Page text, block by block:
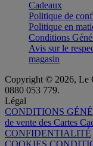
Cadeaux
Politique de
Politique en
Conditions
Avis sur le
magasin
Copyright © 2026, Le
0880 053 779.
Légal
CONDITIONS
de vente des Cartes
CONFIDENTIALITÉ
COOKIES